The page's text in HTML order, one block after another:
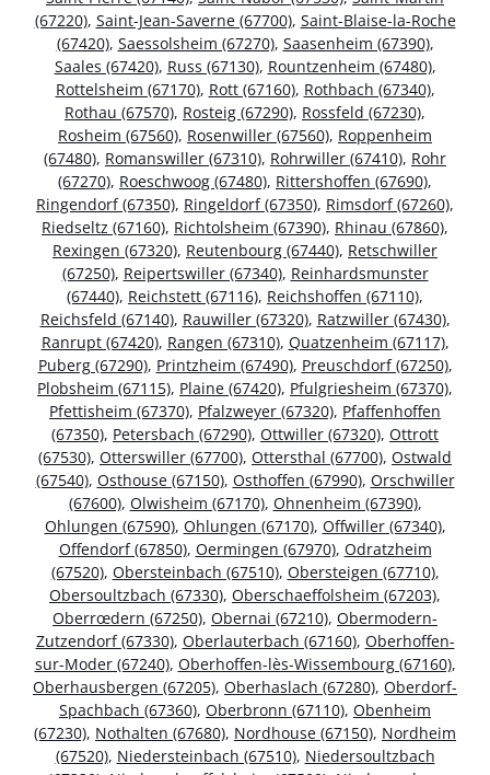
(67220), Saint-Jean-Saverne (67700), Saint-Blaise-la-Roche
(67420), Saessolsheim (67270), Saasenheim (67390),
Saales (67420), Russ (67130), Rountzenheim (67480),
Rottelsheim (67170), Rott (67160), Rothbach (67340),
Rothau (67570), Rosteig (67290), Rossfeld (67230),
Rosheim (67560), Rosenwiller (67560), Roppenheim
(67480), Romanswiller (67310), Rohrwiller (67410), Rohr
(67270), Roeschwoog (67480), Rittershoffen (67690),
Ringendorf (67350), Ringeldorf (67350), Rimsdorf (67260),
Riedseltz (67160), Richtolsheim (67390), Rhinau (67860),
Rexingen (67320), Reutenbourg (67440), Retschwiller
(67250), Reipertswiller (67340), Reinhardsmunster
(67440), Reichstett (67116), Reichshoffen (67110),
Reichsfeld (67140), Rauwiller (67320), Ratzwiller (67430),
Ranrupt (67420), Rangen (67310), Quatzenheim (67117),
Puberg (67290), Printzheim (67490), Preuschdorf (67250),
Plobsheim (67115), Plaine (67420), Pfulgriesheim (67370),
Pfettisheim (67370), Pfalzweyer (67320), Pfaffenhoffen
(67350), Petersbach (67290), Ottwiller (67320), Ottrott
(67530), Otterswiller (67700), Ottersthal (67700), Ostwald
(67540), Osthouse (67150), Osthoffen (67990), Orschwiller
(67600), Olwisheim (67170), Ohnenheim (67390),
Ohlungen (67590), Ohlungen (67170), Offwiller (67340),
Offendorf (67850), Oermingen (67970), Odratzheim
(67520), Obersteinbach (67510), Obersteigen (67710),
Obersoultzbach (67330), Oberschaeffolsheim (67203),
Oberrœdern (67250), Obernai (67210), Obermodern-
Zutzendorf (67330), Oberlauterbach (67160), Oberhoffen-
sur-Moder (67240), Oberhoffen-lès-Wissembourg (67160),
Oberhausbergen (67205), Oberhaslach (67280), Oberdorf-
Spachbach (67360), Oberbronn (67110), Obenheim
(67230), Nothalten (67680), Nordhouse (67150), Nordheim
(67520), Niedersteinbach (67510), Niedersoultzbach